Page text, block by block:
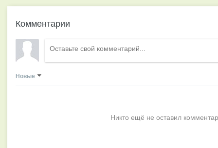
Комментарии
Новые
Никто ещё не оставил